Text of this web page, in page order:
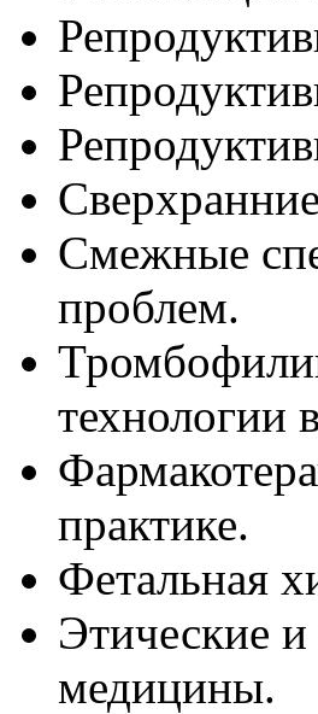
Смежные
проблем.
технологии
практике.
Фетальная
Этические
медицины.